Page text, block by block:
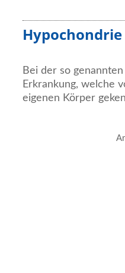
Hypochondrie
Bei der so
Erkrankung, welche
eigenen Körper